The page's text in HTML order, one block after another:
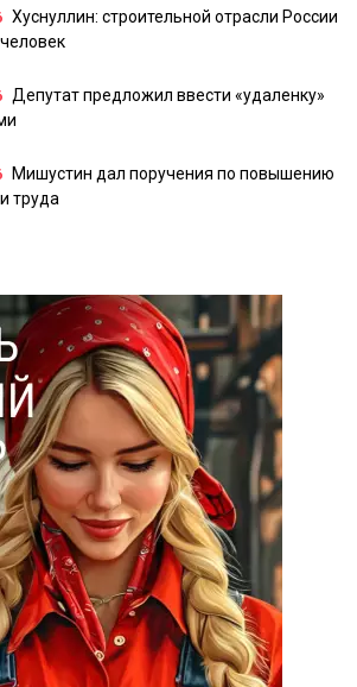
Хуснуллин: строительной отрасли России
Депутат предложил ввести «удаленку»
Мишустин дал поручения по повышению
труда